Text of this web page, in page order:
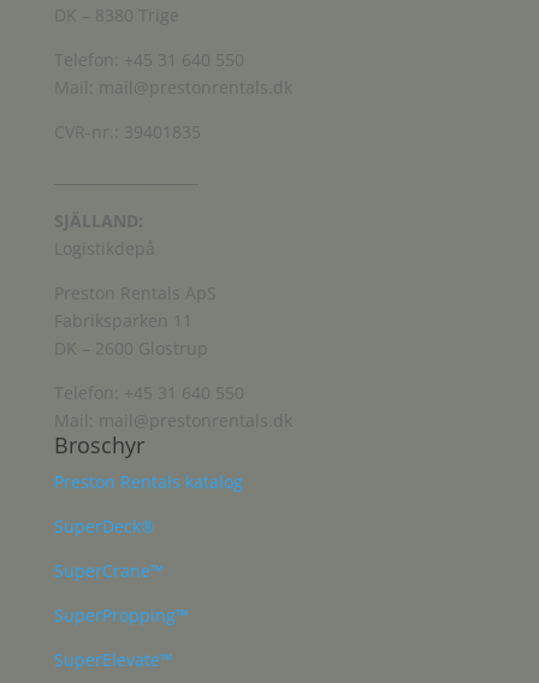
DK – 8380 Trige
Telefon: +45 31 640 550
Mail: mail@prestonrentals.dk
CVR-nr.: 39401835
SJÄLLAND:
Logistikdepå
Preston Rentals ApS
Fabriksparken 11
DK – 2600 Glostrup
Telefon: +45 31 640 550
Mail: mail@prestonrentals.dk
Broschyr
Preston Rentals katalog
SuperDeck®
SuperCrane™
SuperPropping™
SuperElevate™